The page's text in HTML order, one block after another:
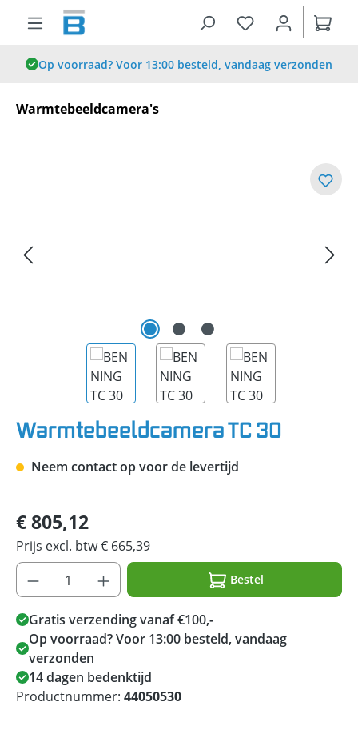
Op voorraad? Voor 13:00 besteld, vandaag verzonden
Warmtebeeldcamera's
Warmtebeeldcamera TC 30
Neem contact op voor de levertijd
€ 805,12
Prijs excl. btw € 665,39
Bestel
Gratis verzending vanaf €100,-
Op voorraad? Voor 13:00 besteld, vandaag
verzonden
14 dagen bedenktijd
Productnummer: 44050530